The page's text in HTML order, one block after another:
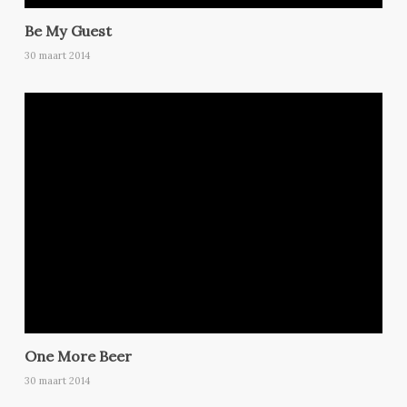
Be My Guest
30 maart 2014
One More Beer
30 maart 2014